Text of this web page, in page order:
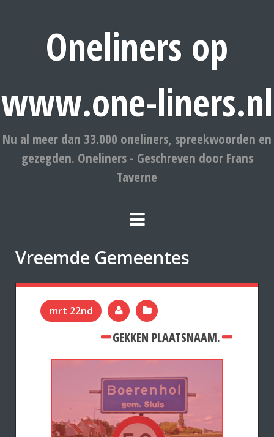
Oneliners op
www.one-liners.nl
Nu al meer dan 33.000 oneliners, spreekwoorden en
gezegden. Oneliners - Geschreven door Frans
Taverne
Vreemde Gemeentes
mrt 22nd
GEKKEN PLAATSNAAM.